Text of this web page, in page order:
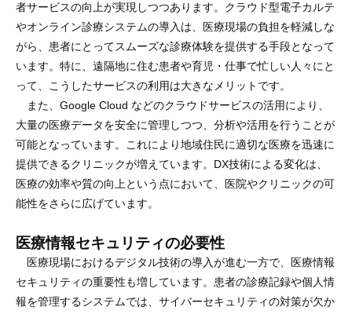
者サービスの向上が実現しつつあります。クラウド型電子カルテ
やオンライン診療システムの導入は、医療現場の負担を軽減しな
がら、患者にとってスムーズな診療体験を提供する手段となって
います。特に、遠隔地に住む患者や育児・仕事で忙しい人々にと
って、こうしたサービスの利用は大きなメリットです。
また、Google Cloud などのクラウドサービスの活用により、
大量の医療データを安全に管理しつつ、分析や活用を行うことが
可能となっています。これにより地域住民に適切な医療を迅速に
提供できるクリニックが増えています。DX技術による変化は、
医療の効率や質の向上という点において、医院やクリニックの可
能性をさらに広げています。
医療情報セキュリティの必要性
医療現場におけるデジタル技術の導入が進む一方で、医療情報
セキュリティの重要性も増しています。患者の診療記録や個人情
報を管理するシステムでは、サイバーセキュリティの対策が欠か